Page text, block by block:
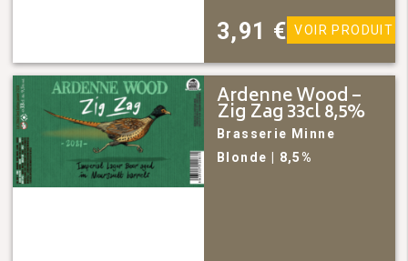
3,91 € VOIR PRODUIT
Ardenne Wood –
Zig Zag 33cl 8,5%
Brasserie Minne
Blonde
| 8,5%